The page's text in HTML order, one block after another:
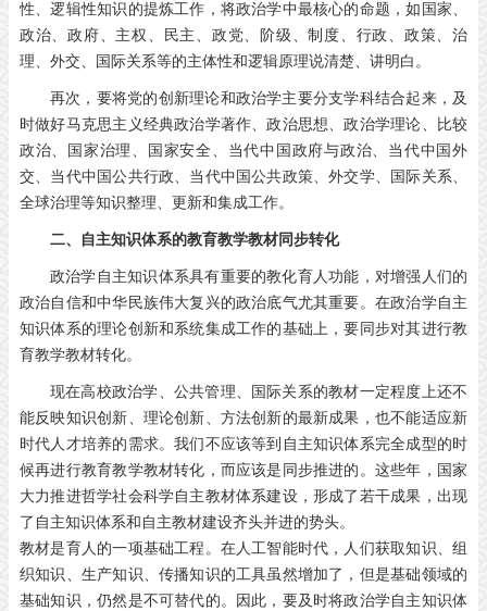
性、逻辑性知识的提炼工作，将政治学中最核心的命题，如国家、
政治、政府、主权、民主、政党、阶级、制度、行政、政策、治
理、外交、国际关系等的主体性和逻辑原理说清楚、讲明白。
再次，要将党的创新理论和政治学主要分支学科结合起来，及
时做好马克思主义经典政治学著作、政治思想、政治学理论、比较
政治、国家治理、国家安全、当代中国政府与政治、当代中国外
交、当代中国公共行政、当代中国公共政策、外交学、国际关系、
全球治理等知识整理、更新和集成工作。
二、自主知识体系的教育教学教材同步转化
政治学自主知识体系具有重要的教化育人功能，对增强人们的
政治自信和中华民族伟大复兴的政治底气尤其重要。在政治学自主
知识体系的理论创新和系统集成工作的基础上，要同步对其进行教
育教学教材转化。
现在高校政治学、公共管理、国际关系的教材一定程度上还不
能反映知识创新、理论创新、方法创新的最新成果，也不能适应新
时代人才培养的需求。我们不应该等到自主知识体系完全成型的时
候再进行教育教学教材转化，而应该是同步推进的。这些年，国家
大力推进哲学社会科学自主教材体系建设，形成了若干成果，出现
了自主知识体系和自主教材建设齐头并进的势头。
教材是育人的一项基础工程。在人工智能时代，人们获取知识、组
织知识、生产知识、传播知识的工具虽然增加了，但是基础领域的
基础知识，仍然是不可替代的。因此，要及时将政治学自主知识体